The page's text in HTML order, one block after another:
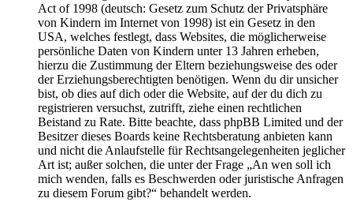
Act of 1998 (deutsch: Gesetz zum Schutz der Privatsphäre
von Kindern im Internet von 1998) ist ein Gesetz in den
USA, welches festlegt, dass Websites, die möglicherweise
persönliche Daten von Kindern unter 13 Jahren erheben,
hierzu die Zustimmung der Eltern beziehungsweise des oder
der Erziehungsberechtigten benötigen. Wenn du dir unsicher
bist, ob dies auf dich oder die Website, auf der du dich zu
registrieren versuchst, zutrifft, ziehe einen rechtlichen
Beistand zu Rate. Bitte beachte, dass phpBB Limited und der
Besitzer dieses Boards keine Rechtsberatung anbieten kann
und nicht die Anlaufstelle für Rechtsangelegenheiten jeglicher
Art ist; außer solchen, die unter der Frage „An wen soll ich
mich wenden, falls es Beschwerden oder juristische Anfragen
zu diesem Forum gibt?“ behandelt werden.